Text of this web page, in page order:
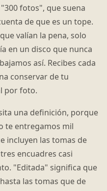
fotos", que suena
de que es un tope.
valían la pena, solo
en un disco que nunca
así. Recibes cada
conservar de tu
por foto.
una definición, porque
te entregamos mil
incluyen las tomas de
encuadres casi
"Editada" significa que
las tomas que de